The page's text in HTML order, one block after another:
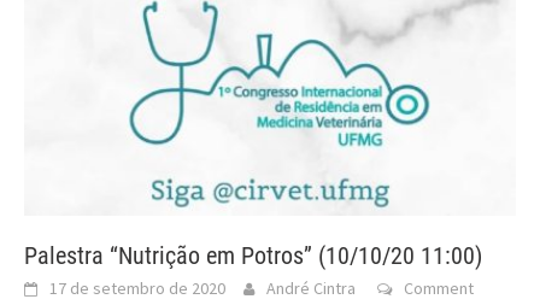
Palestra “Nutrição em Potros” (10/10/20 11:00)
17 de setembro de 2020 André Cintra Comment